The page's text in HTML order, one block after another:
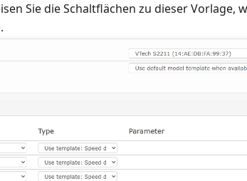
Sie die Schaltflächen zu dieser Vorlage,